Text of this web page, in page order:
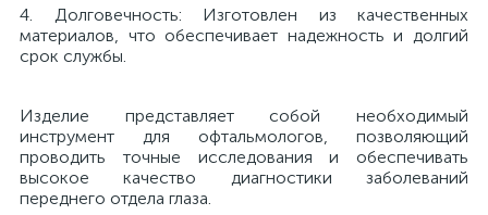
4. Долговечность: Изготовлен из качественных
материалов, что обеспечивает надежность и долгий
срок службы.
Изделие представляет собой необходимый
инструмент для офтальмологов, позволяющий
проводить точные исследования и обеспечивать
высокое качество диагностики заболеваний
переднего отдела глаза.